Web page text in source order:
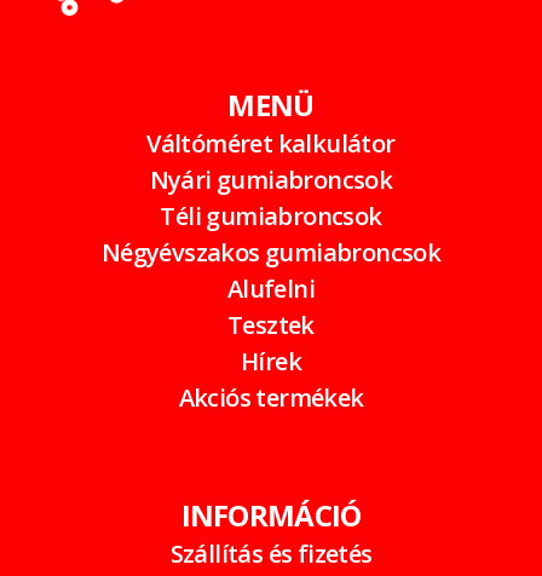
MENÜ
Váltóméret kalkulátor
Nyári gumiabroncsok
Téli gumiabroncsok
Négyévszakos gumiabroncsok
Alufelni
Tesztek
Hírek
Akciós termékek
INFORMÁCIÓ
Szállítás és fizetés